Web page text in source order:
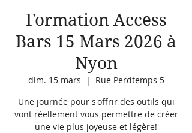
Formation Access
Bars 15 Mars 2026 à
Nyon
dim. 15 mars
  |
Rue Perdtemps 5
Une journée pour s'offrir des outils qui
vont réellement vous permettre de créer
une vie plus joyeuse et légère!